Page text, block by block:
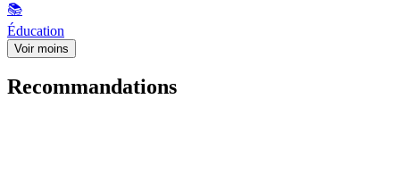
📚
Éducation
Voir moins
Recommandations